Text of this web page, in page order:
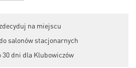
na miejscu
salonów stacjonarnych
30 dni dla Klubowiczów